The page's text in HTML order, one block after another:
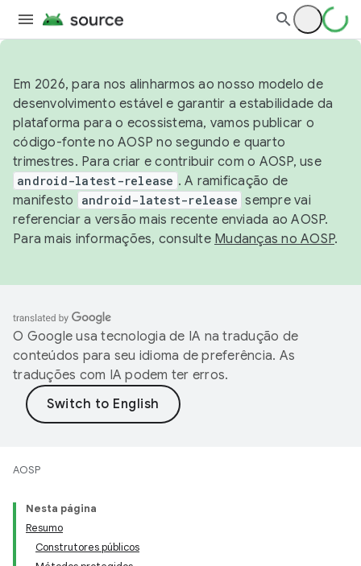
Em 2026, para nos alinharmos ao nosso modelo de
desenvolvimento estável e garantir a estabilidade da
plataforma para o ecossistema, vamos publicar o
código-fonte no AOSP no segundo e quarto
trimestres. Para criar e contribuir com o AOSP, use
android-latest-release . A ramificação de
manifesto
android-latest-release sempre vai
referenciar a versão mais recente enviada ao AOSP.
Para mais informações, consulte Mudanças no AOSP.
O Google usa tecnologia de IA na tradução de
conteúdos para seu idioma de preferência. As
traduções com IA podem ter erros.
AOSP
Nesta página
Resumo
Construtores públicos